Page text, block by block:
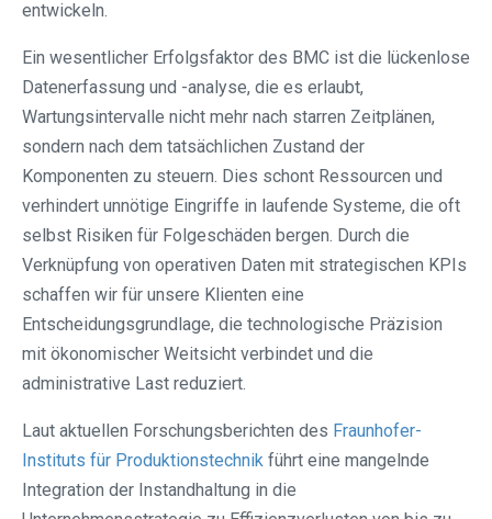
entwickeln.
Ein wesentlicher Erfolgsfaktor des BMC ist die lückenlose
Datenerfassung und -analyse, die es erlaubt,
Wartungsintervalle nicht mehr nach starren Zeitplänen,
sondern nach dem tatsächlichen Zustand der
Komponenten zu steuern. Dies schont Ressourcen und
verhindert unnötige Eingriffe in laufende Systeme, die oft
selbst Risiken für Folgeschäden bergen. Durch die
Verknüpfung von operativen Daten mit strategischen KPIs
schaffen wir für unsere Klienten eine
Entscheidungsgrundlage, die technologische Präzision
mit ökonomischer Weitsicht verbindet und die
administrative Last reduziert.
Laut aktuellen Forschungsberichten des Fraunhofer-
Instituts für Produktionstechnik führt eine mangelnde
Integration der Instandhaltung in die